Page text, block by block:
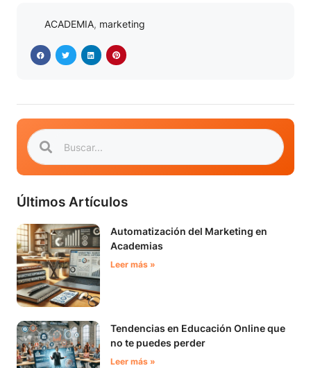
ACADEMIA, marketing
Últimos Artículos
Automatización del Marketing en
Academias
Leer más »
Tendencias en Educación Online que
no te puedes perder
Leer más »